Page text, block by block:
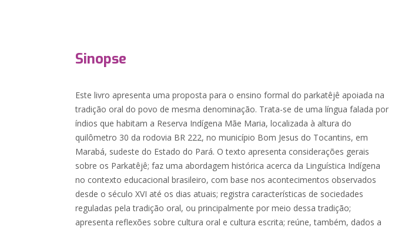
Sinopse
Este livro apresenta uma proposta para o ensino formal do parkatêjê apoiada na
tradição oral do povo de mesma denominação. Trata-se de uma língua falada por
índios que habitam a Reserva Indígena Mãe Maria, localizada à altura do
quilômetro 30 da rodovia BR 222, no município Bom Jesus do Tocantins, em
Marabá, sudeste do Estado do Pará. O texto apresenta considerações gerais
sobre os Parkatêjê; faz uma abordagem histórica acerca da Linguística Indígena
no contexto educacional brasileiro, com base nos acontecimentos observados
desde o século XVI até os dias atuais; registra características de sociedades
reguladas pela tradição oral, ou principalmente por meio dessa tradição;
apresenta reflexões sobre cultura oral e cultura escrita; reúne, também, dados a